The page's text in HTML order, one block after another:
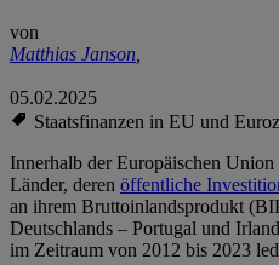
von
Matthias Janson,
05.02.2025
Staatsfinanzen in EU und
Innerhalb der Europäischen
Länder, deren öffentliche
an ihrem Bruttoinlandsprodukt
Deutschlands – Portugal und
im Zeitraum von 2012 bis 2023